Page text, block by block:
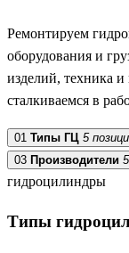
Ремонтируем
оборудования и
изделий, техника
сталкиваемся в
01 Типы ГЦ 5
03 Производители
гидроцилиндры
Типы